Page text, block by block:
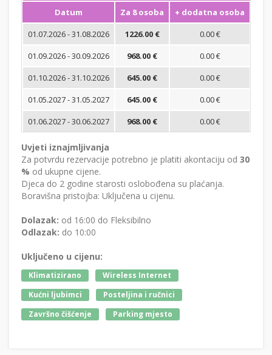
Datum Za 8 osoba + dodatna osoba
01.07.2026 - 31.08.2026
1226.00 €
0.00 €
01.09.2026 - 30.09.2026
968.00 €
0.00 €
01.10.2026 - 31.10.2026
645.00 €
0.00 €
01.05.2027 - 31.05.2027
645.00 €
0.00 €
01.06.2027 - 30.06.2027
968.00 € 0.00 €
Uvjeti iznajmljivanja
Za potvrdu rezervacije potrebno je platiti akontaciju od 30
% od ukupne cijene.
Djeca do 2 godine starosti oslobođena su plaćanja.
Boravišna pristojba: Uključena u cijenu.
Dolazak: od 16:00 do Fleksibilno
Odlazak: do 10:00
Uključeno u cijenu:
Klimatizirano
Wireless Internet
Kućni ljubimci
Posteljina i ručnici
Završno čišćenje
Parking mjesto